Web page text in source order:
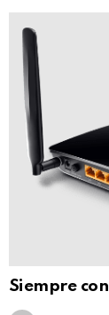
Siempre